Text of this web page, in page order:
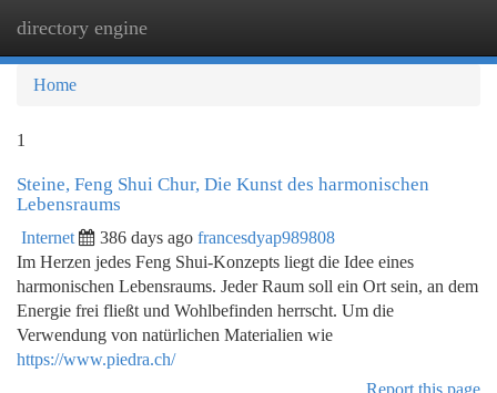
directory engine
Home
1
Steine, Feng Shui Chur, Die Kunst des harmonischen
Lebensraums
Internet 386 days ago francesdyap989808
Im Herzen jedes Feng Shui-Konzepts liegt die Idee eines
harmonischen Lebensraums. Jeder Raum soll ein Ort sein, an dem
Energie frei fließt und Wohlbefinden herrscht. Um die
Verwendung von natürlichen Materialien wie
https://www.piedra.ch/
Report this page